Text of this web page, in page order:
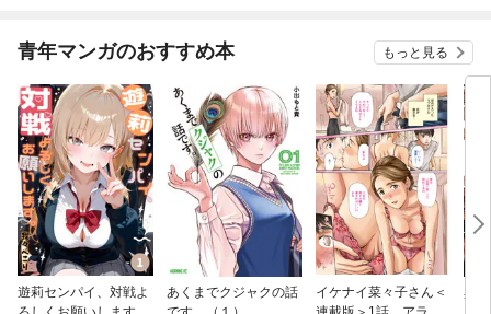
青年マンガのおすすめ本 もっと見る
遊莉センパイ、対戦よ
あくまでクジャクの話
イケナイ菜々子さん＜
異